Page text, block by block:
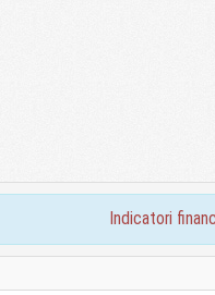
indicatori